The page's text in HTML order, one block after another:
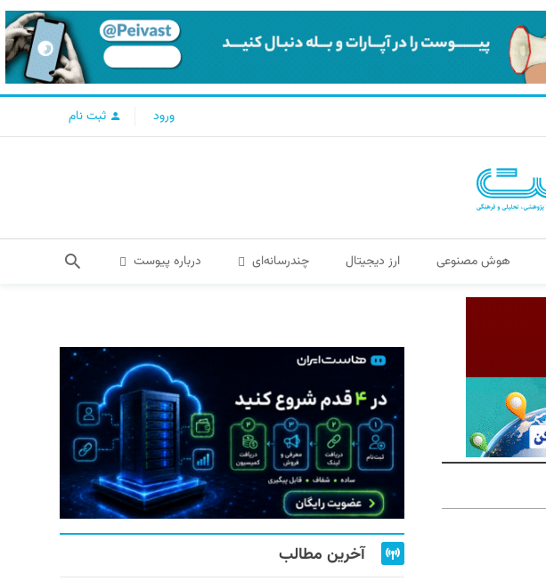
ورود ثبت نام
هوش مصنوعی ارز دیجیتال چندرسانه‌ای درباره پیوست
آخرین مطالب